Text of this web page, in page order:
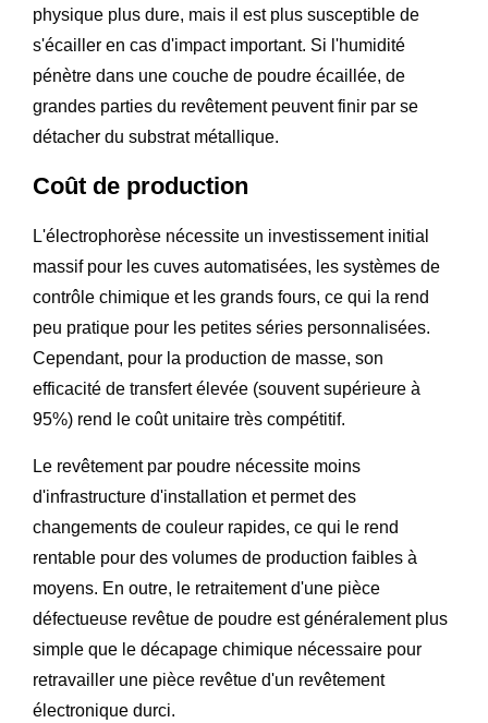
physique plus dure, mais il est plus susceptible de
s'écailler en cas d'impact important. Si l'humidité
pénètre dans une couche de poudre écaillée, de
grandes parties du revêtement peuvent finir par se
détacher du substrat métallique.
Coût de production
L'électrophorèse nécessite un investissement initial
massif pour les cuves automatisées, les systèmes de
contrôle chimique et les grands fours, ce qui la rend
peu pratique pour les petites séries personnalisées.
Cependant, pour la production de masse, son
efficacité de transfert élevée (souvent supérieure à
95%) rend le coût unitaire très compétitif.
Le revêtement par poudre nécessite moins
d'infrastructure d'installation et permet des
changements de couleur rapides, ce qui le rend
rentable pour des volumes de production faibles à
moyens. En outre, le retraitement d'une pièce
défectueuse revêtue de poudre est généralement plus
simple que le décapage chimique nécessaire pour
retravailler une pièce revêtue d'un revêtement
électronique durci.